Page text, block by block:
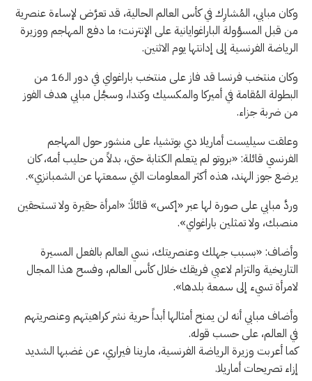
وكان مبابي، المُشارِك في كأس العالم الحالية، قد تعرَّض لإساءة عنصرية
من قبل المسؤولة الباراغوايانية على الإنترنت؛ ما دفع المهاجم ووزيرة
الرياضة الفرنسية إلى إدانتها يوم الاثنين.
وكان منتخب فرنسا قد فاز على منتخب باراغواي في دور الـ16 من
البطولة المُقامة في أميركا والمكسيك وكندا، وسجَّل مبابي هدف الفوز
من ضربة جزاء.
وعلقت سيليست أماريلا دي بوتشيا، على منشور حول المهاجم
الفرنسي قائلة: «بروتو لم يتعلم الكتابة حتى، بدلاً من حليب أمه، كان
يرضع جوز الهند، هذه أكثر المعلومات التي سمعتها عن الشمبانزي».
وردَّ مبابي على صورة لها عبر «إكس» قائلاً: «امرأة حقيرة ولا تستحقين
منصبك، ولا تمثلين باراغواي».
وأضاف: «بسبب جهلك وعنصريتك، نسي العالم بالفعل المسيرة
التاريخية والتزام لاعبي فريقك خلال كأس العالم، وفسح هذا المجال
لامرأة تسيء إلى سمعة بلدها».
وأضاف مبابي أنه لن يمنح أمثالها أبداً حرية نشر كراهيتهم وعنصريتهم
في العالم، على حسب قوله.
كما أعربت وزيرة الرياضة الفرنسية، مارينا فيراري، عن غضبها الشديد
إزاء تصريحات أماريلا.